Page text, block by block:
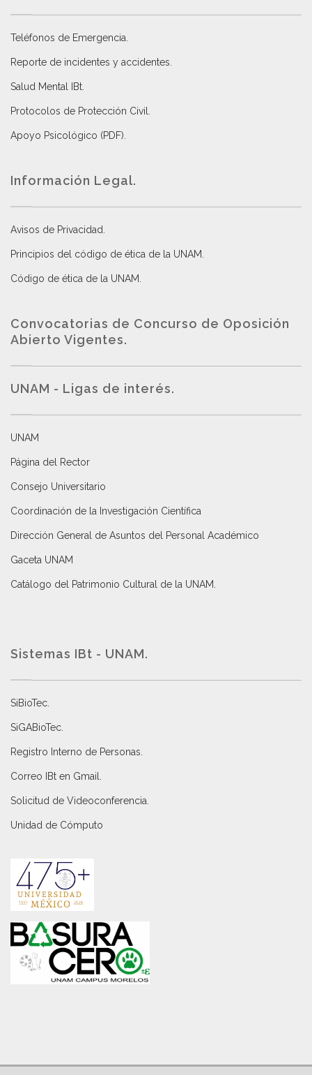
Teléfonos de Emergencia.
Reporte de incidentes y accidentes
Salud Mental IBt
Protocolos de Protección Civil
Apoyo Psicológico (PDF)
Información Legal.
Avisos de Privacidad
Principios del código de ética de la UNAM
Código de ética de la UNAM
Convocatorias de Concurso de Oposición
Abierto Vigentes.
UNAM - Ligas de interés.
UNAM
Página del Rector
Consejo Universitario
Coordinación de la Investigación Científica
Dirección General de Asuntos del Personal Académico
Gaceta UNAM
Catálogo del Patrimonio Cultural de la UNAM.
Sistemas IBt - UNAM.
SiBioTec
SiGABioTec.
Registro Interno de Personas
Correo IBt en Gmail
Solicitud de Videoconferencia.
Unidad de Cómputo